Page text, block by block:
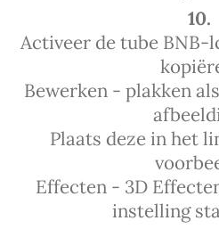
10.
Activeer de tube BNB-
Bewerken - plakken
Plaats deze in het
Effecten - 3D
instelling